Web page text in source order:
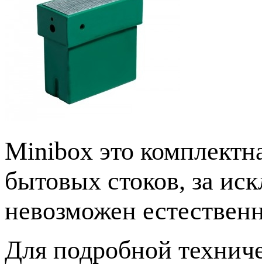
Minibox это
бытовых стоков, за
невозможен
Для подробной